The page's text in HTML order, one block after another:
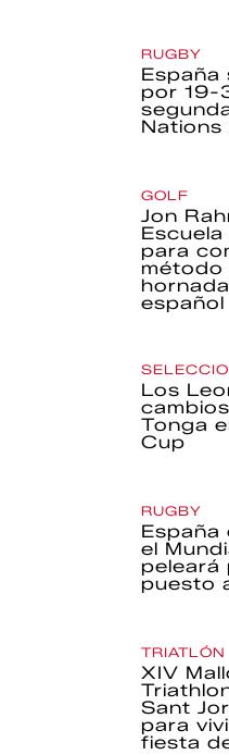
RUGBY
España
por 19-
Nations
GOLF
Jon
Escuela
para
método
español
Los
Tonga
Cup
RUGBY
España
el
peleará
puesto
TRIATLÓN
XIV
Sant
para
fiesta